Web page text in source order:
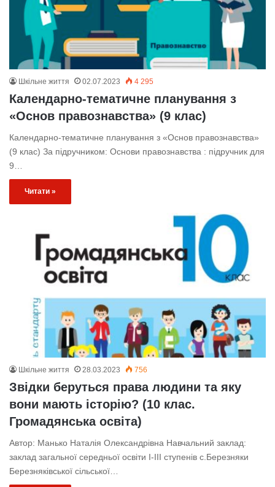
Шкільне життя 02.07.2023 4 295
Календарно-тематичне планування з
«Основ правознавства» (9 клас)
Календарно-тематичне планування з «Основ правознавства»
(9 клас) За підручником: Основи правознавства : підручник для
9…
Читати »
Шкільне життя 28.03.2023 756
Звідки беруться права людини та яку
вони мають історію? (10 клас.
Громадянська освіта)
Автор: Манько Наталія Олександрівна Навчальний заклад:
заклад загальної середньої освіти І-ІІІ ступенів с.Березняки
Березняківської сільської…